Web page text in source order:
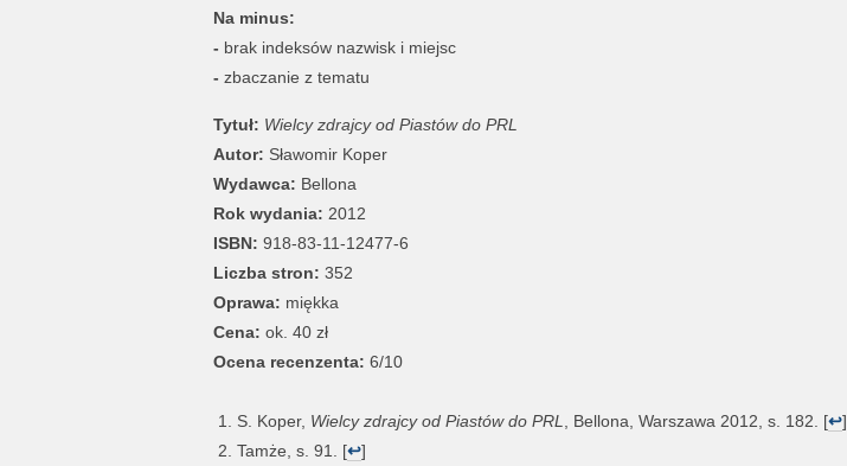
Na minus:
- brak indeksów nazwisk i miejsc
- zbaczanie z tematu
Tytuł: Wielcy zdrajcy od Piastów do PRL
Autor: Sławomir Koper
Wydawca: Bellona
Rok wydania: 2012
ISBN: 918-83-11-12477-6
Liczba stron: 352
Oprawa: miękka
Cena: ok. 40 zł
Ocena recenzenta: 6/10
S. Koper, Wielcy zdrajcy od Piastów do PRL, Bellona, Warszawa 2012, s. 182. [↩]
Tamże, s. 91. [↩]